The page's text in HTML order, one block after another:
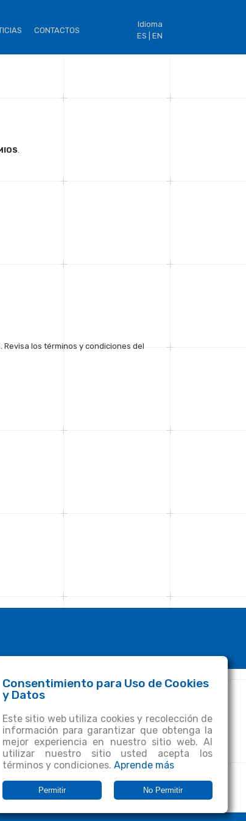
Consentimiento para Uso de Cookies
y Datos
Este sitio web utiliza cookies y recolección de
información para garantizar que obtenga la
mejor experiencia en nuestro sitio web. Al
utilizar nuestro sitio usted acepta los
términos y condiciones. Aprende más
Permitir No Permitir
Idioma
ES |
EN
CONTACTOS
.
los términos y condiciones del
Tambo
7116 /
SÍGUENOS
Cedal.ecuador
CEDALaluminio
APP CEDAL